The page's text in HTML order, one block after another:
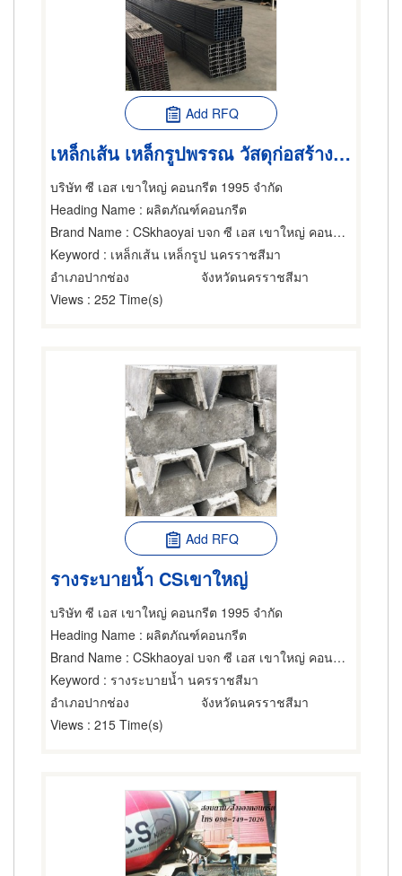
Add RFQ
เหล็กเส้น เหล็กรูปพรรณ วัสดุก่อสร้าง นครราชสีมา
บริษัท ซี เอส เขาใหญ่ คอนกรีต 1995 จำกัด
Heading Name : ผลิตภัณฑ์คอนกรีต
Brand Name : CSkhaoyai บจก ซี เอส เขาใหญ่ คอนกรีต 1995
Keyword : เหล็กเส้น เหล็กรูป นครราชสีมา
อำเภอปากช่อง
จังหวัดนครราชสีมา
Views : 252 Time(s)
Add RFQ
รางระบายน้ำ CSเขาใหญ่
บริษัท ซี เอส เขาใหญ่ คอนกรีต 1995 จำกัด
Heading Name : ผลิตภัณฑ์คอนกรีต
Brand Name : CSkhaoyai บจก ซี เอส เขาใหญ่ คอนกรีต 1995
Keyword : รางระบายน้ำ นครราชสีมา
อำเภอปากช่อง
จังหวัดนครราชสีมา
Views : 215 Time(s)